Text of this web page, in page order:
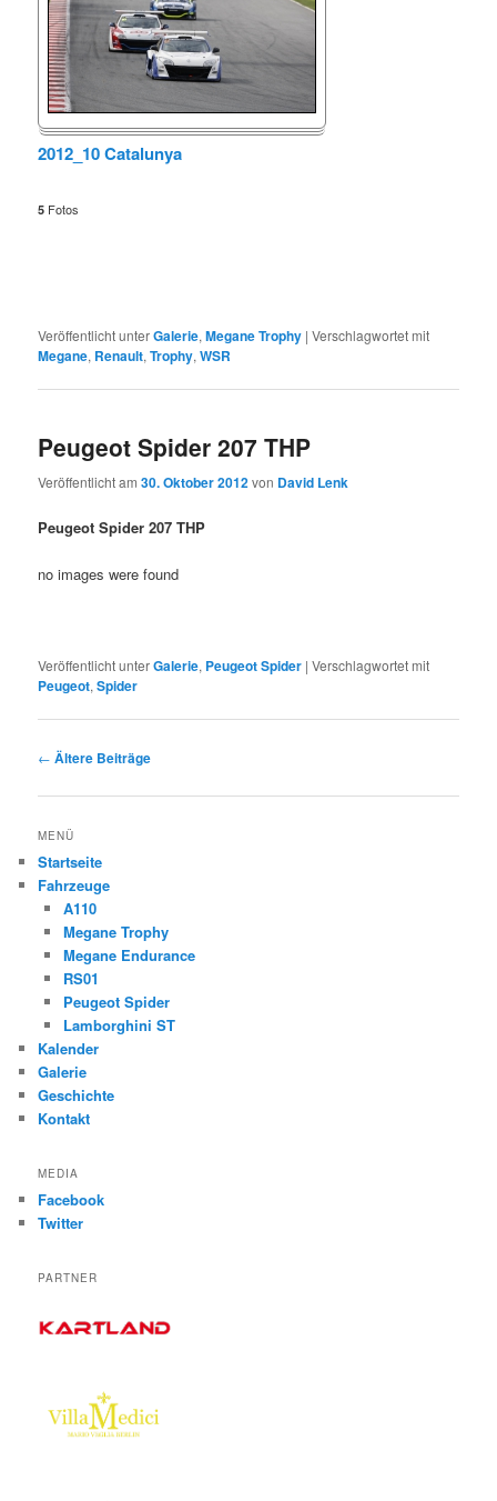
2012_10 Catalunya
5 Fotos
Veröffentlicht unterGalerie,Megane Trophy |Verschlagwortet mit
Megane, Renault,Trophy,WSR
Peugeot Spider 207 THP
Veröffentlicht am30. Oktober 2012von David Lenk
Peugeot Spider 207 THP
no images were found
Veröffentlicht unterGalerie, Peugeot Spider |Verschlagwortet mit
Peugeot,Spider
Beitragsnavigation
← Ältere Beiträge
MENÜ
Startseite
Fahrzeuge
A110
Megane Trophy
Megane Endurance
RS01
Peugeot Spider
Lamborghini ST
Kalender
Galerie
Geschichte
Kontakt
MEDIA
Facebook
Twitter
PARTNER